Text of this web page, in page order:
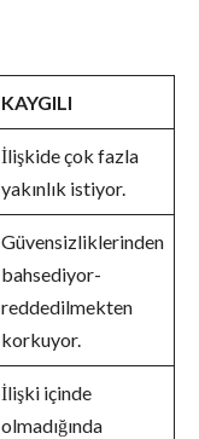
KAYGILI
İlişkide çok fazla
yakınlık istiyor.
Güvensizliklerinden
bahsediyor-
reddedilmekten
korkuyor.
İlişki içinde
olmadığında